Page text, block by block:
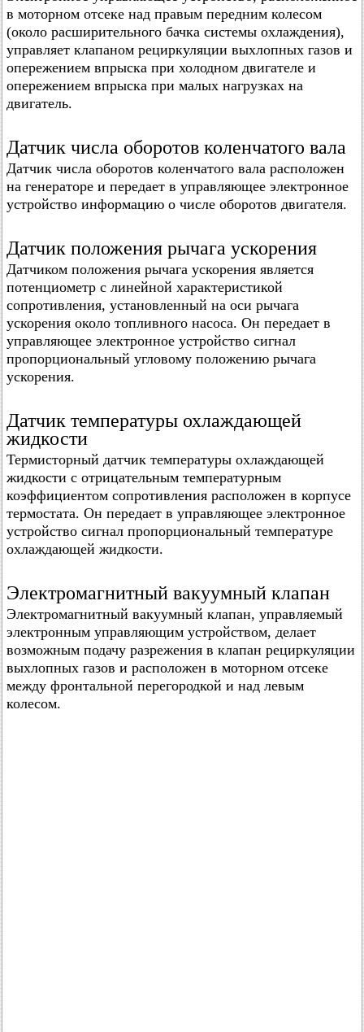
в моторном отсеке над правым передним колесом
(около расширительного бачка системы охлаждения),
управляет клапаном рециркуляции выхлопных газов и
опережением впрыска при холодном двигателе и
опережением впрыска при малых нагрузках на
двигатель.
Датчик числа оборотов коленчатого вала
Датчик числа оборотов коленчатого вала расположен
на генераторе и передает в управляющее электронное
устройство информацию о числе оборотов двигателя.
Датчик положения рычага ускорения
Датчиком положения рычага ускорения является
потенциометр с линейной характеристикой
сопротивления, установленный на оси рычага
ускорения около топливного насоса. Он передает в
управляющее электронное устройство сигнал
пропорциональный угловому положению рычага
ускорения.
Датчик температуры охлаждающей
жидкости
Термисторный датчик температуры охлаждающей
жидкости с отрицательным температурным
коэффициентом сопротивления расположен в корпусе
термостата. Он передает в управляющее электронное
устройство сигнал пропорциональный температуре
охлаждающей жидкости.
Электромагнитный вакуумный клапан
Электромагнитный вакуумный клапан, управляемый
электронным управляющим устройством, делает
возможным подачу разрежения в клапан рециркуляции
выхлопных газов и расположен в моторном отсеке
между фронтальной перегородкой и над левым
колесом.